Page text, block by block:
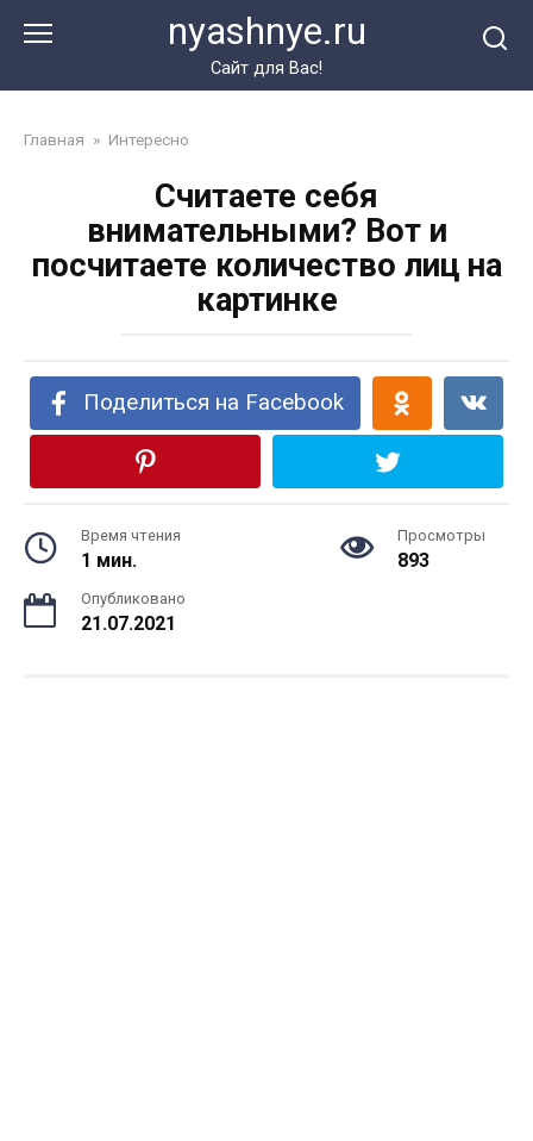
nyashnye.ru
Сайт для Вас!
Главная » Интересно
Считаете себя
внимательными? Вот и
посчитаете количество лиц на
картинке
Поделиться на Facebook
Время чтения
1 мин.
Просмотры
893
Опубликовано
21.07.2021